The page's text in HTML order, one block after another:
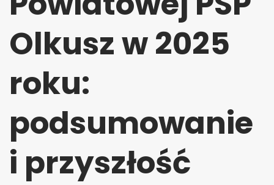
Olkusz w 2025
roku:
podsumowanie
i przyszłość